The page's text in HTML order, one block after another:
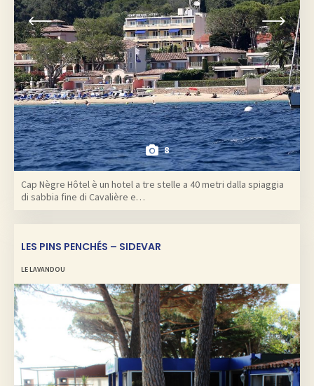
8
Cap Nègre Hôtel è un hotel a tre stelle a 40 metri dalla spiaggia
di sabbia fine di Cavalière e…
LES PINS PENCHÉS – SIDEVAR
LE LAVANDOU